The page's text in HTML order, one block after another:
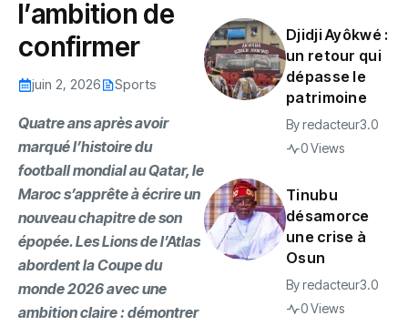
l’ambition de
confirmer
juin 2, 2026 Sports
‎Quatre ans après avoir
marqué l’histoire du
football mondial au Qatar, le
Maroc s’apprête à écrire un
nouveau chapitre de son
épopée. Les Lions de l’Atlas
abordent la Coupe du
monde 2026 avec une
ambition claire : démontrer
Djidji Ayôkwé :
un retour qui
dépasse le
patrimoine
Byredacteur3.0
0 Views
Tinubu
désamorce
une crise à
Osun
Byredacteur3.0
0 Views